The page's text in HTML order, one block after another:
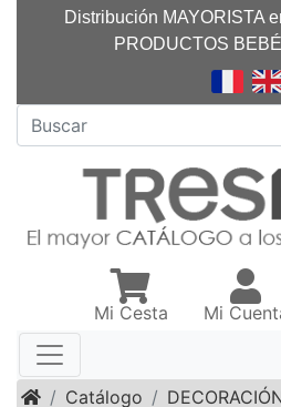
Distribución MAYORISTA
PRODUCTOS
Mi Cesta Mi
InicioCatálogo